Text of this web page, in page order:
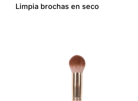
Limpia brochas en seco